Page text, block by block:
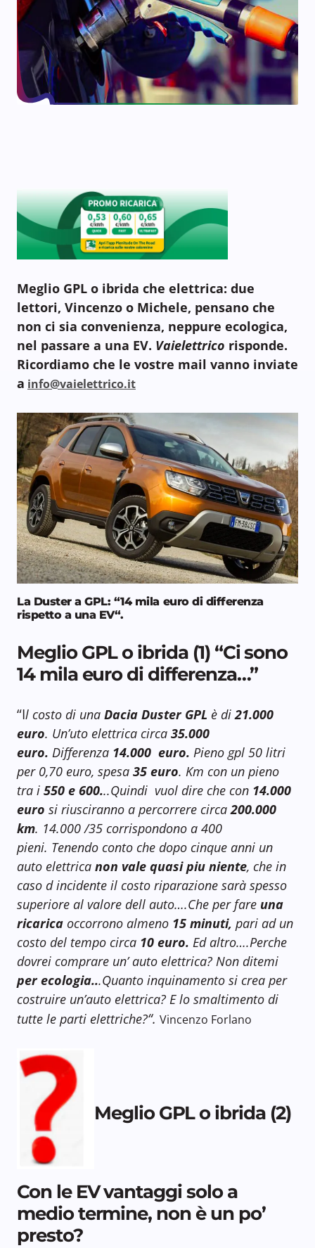
Meglio GPL o ibrida che elettrica: due
lettori, Vincenzo o Michele, pensano che
non ci sia convenienza, neppure ecologica,
nel passare a una EV. Vaielettrico risponde.
Ricordiamo che le vostre mail vanno inviate
a info@vaielettrico.it
La Duster a GPL: “14 mila euro di differenza
rispetto a una EV“.
Meglio GPL o ibrida (1) “Ci sono
14 mila euro di differenza…”
“Il costo di una Dacia Duster GPL è di21.000
euro. Un’uto elettrica circa 35.000
euro. Differenza 14.000 euro. Pieno gpl 50 litri
per 0,70 euro, spesa 35 euro. Km con un pieno
tra i 550 e 600...Quindi vuol dire che con 14.000
euro si riusciranno a percorrere circa200.000
km. 14.000 /35 corrispondono a 400
pieni. Tenendo conto che dopo cinque anni un
auto elettrica non vale quasi piu niente, che in
caso d incidente il costo riparazione sarà spesso
superiore al valore dell auto….Che per fare una
ricarica occorrono almeno 15 minuti, pari ad un
costo del tempo circa 10 euro. Ed altro….Perche
dovrei comprare un’ auto elettrica? Non ditemi
per ecologia...Quanto inquinamento si crea per
costruire un’auto elettrica? E lo smaltimento di
tutte le parti elettriche?“. Vincenzo Forlano
Meglio GPL o ibrida (2)
Con le EV vantaggi solo a
medio termine, non è un po’
presto?